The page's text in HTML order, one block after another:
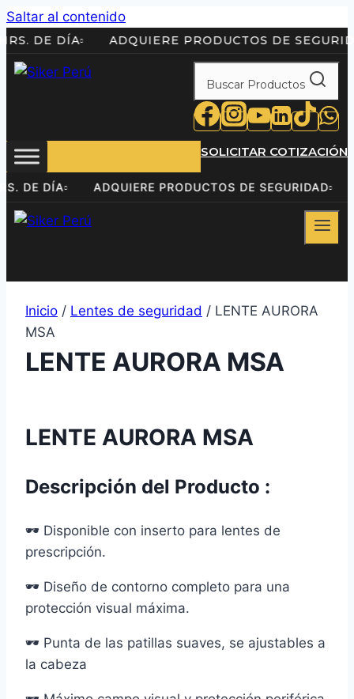
Saltar al contenido
DE DÍA ADQUIERE PRODUCTOS DE
Buscar Productos
SOLICITAR COTIZACIÓN
DE DÍA ADQUIERE PRODUCTOS DE SEGURIDAD
Inicio / Lentes de seguridad / LENTE AURORA
MSA
LENTE AURORA MSA
LENTE AURORA MSA
Descripción del Producto :
🕶 Disponible con inserto para lentes de
prescripción.
🕶 Diseño de contorno completo para una
protección visual máxima.
🕶 Punta de las patillas suaves, se ajustables a
la cabeza